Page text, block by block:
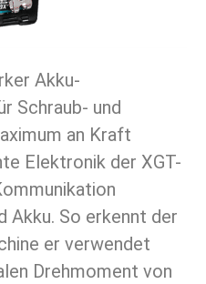
Akku-
Schraub- und
an Kraft
Elektronik der XGT-
Akku. So erkennt der
er verwendet
Drehmoment von